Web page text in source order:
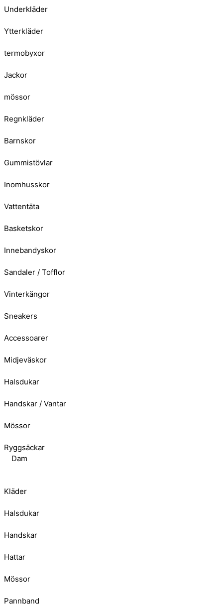
Underkläder
Ytterkläder
termobyxor
Jackor
mössor
Regnkläder
Barnskor
Gummistövlar
Inomhusskor
Vattentäta
Basketskor
Innebandyskor
Sandaler / Tofflor
Vinterkängor
Sneakers
Accessoarer
Midjeväskor
Halsdukar
Handskar / Vantar
Mössor
Ryggsäckar
Dam
Kläder
Halsdukar
Handskar
Hattar
Mössor
Pannband